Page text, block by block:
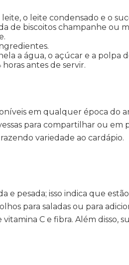
o leite condensado e o
de biscoitos champanhe ou
a água, o açúcar e a polpa
antes de servir.
em qualquer época do
para compartilhar ou em
variedade ao cardápio.
e pesada; isso indica que
para saladas ou para
C e fibra. Além disso,